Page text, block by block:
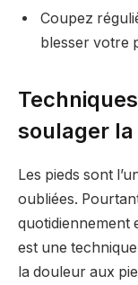
Coupez
blesser votre
soulager
Les pieds sont
oubliées.
quotidiennement
est une
la douleur aux